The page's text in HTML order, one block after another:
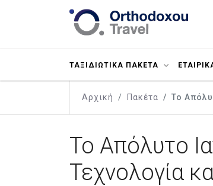
ΤΑΞΙΔΙΩΤΙΚΑ ΠΑΚΕΤΑ
Αρχική Πακέτα Το
Το Απόλυτο
Τεχνολογία